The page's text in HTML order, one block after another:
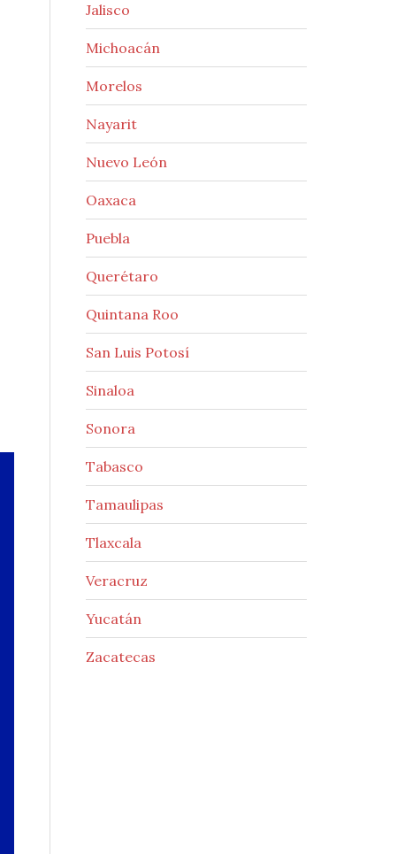
Jalisco
Michoacán
Morelos
Nayarit
Nuevo León
Oaxaca
Puebla
Querétaro
Quintana Roo
San Luis Potosí
Sinaloa
Sonora
Tabasco
Tamaulipas
Tlaxcala
Veracruz
Yucatán
Zacatecas